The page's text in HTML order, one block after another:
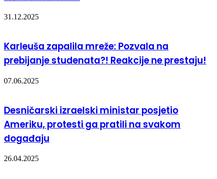
31.12.2025
Karleuša zapalila mreže: Pozvala na
prebijanje studenata?! Reakcije ne prestaju!
07.06.2025
Desničarski izraelski ministar posjetio
Ameriku, protesti ga pratili na svakom
događaju
26.04.2025